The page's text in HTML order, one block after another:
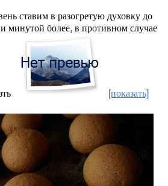
ставим в разогретую духовку до
более, в противном случае
[показать]